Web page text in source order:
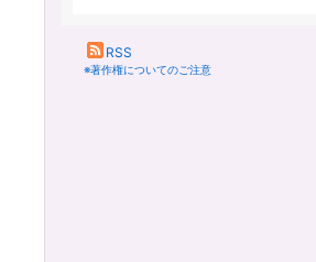
RSS
※著作権についてのご注意